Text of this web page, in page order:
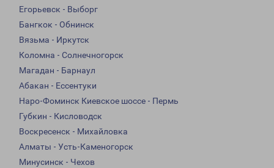
Егорьевск - Выборг
Бангкок - Обнинск
Вязьма - Иркутск
Коломна - Солнечногорск
Магадан - Барнаул
Абакан - Ессентуки
Наро-Фоминск Киевское шоссе - Пермь
Губкин - Кисловодск
Воскресенск - Михайловка
Алматы - Усть-Каменогорск
Минусинск - Чехов